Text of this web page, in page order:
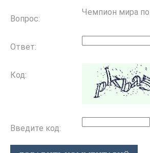
Вопрос:
Чемпион мира
Ответ:
Код:
Введите код: